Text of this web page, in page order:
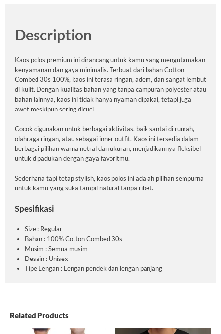
Description
Kaos polos premium ini dirancang untuk kamu yang mengutamakan
kenyamanan dan gaya minimalis. Terbuat dari bahan Cotton
Combed 30s 100%, kaos ini terasa ringan, adem, dan sangat lembut
di kulit. Dengan kualitas bahan yang tanpa campuran polyester atau
bahan lainnya, kaos ini tidak hanya nyaman dipakai, tetapi juga
awet meskipun sering dicuci.
Cocok digunakan untuk berbagai aktivitas, baik santai di rumah,
olahraga ringan, atau sebagai inner outfit. Kaos ini tersedia dalam
berbagai pilihan warna netral dan ukuran, menjadikannya fleksibel
untuk dipadukan dengan gaya favoritmu.
Sederhana tapi tetap stylish, kaos polos ini adalah pilihan sempurna
untuk kamu yang suka tampil natural tanpa ribet.
Spesifikasi
Size : Regular
Bahan : 100% Cotton Combed 30s
Musim : Semua musim
Desain : Unisex
Tipe Lengan : Lengan pendek dan lengan panjang
Related Products